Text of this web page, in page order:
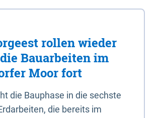
rollen wieder
Bauarbeiten im
Moor fort
die Bauphase in die sechste
die bereits im